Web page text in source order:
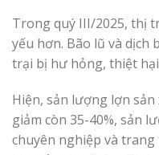
Trong quý III/2025, thị
yếu hơn. Bão lũ và dịch
trại bị hư hỏng, thiệt
Hiện, sản lượng lợn
giảm còn 35-40%, sản
chuyên nghiệp và trang